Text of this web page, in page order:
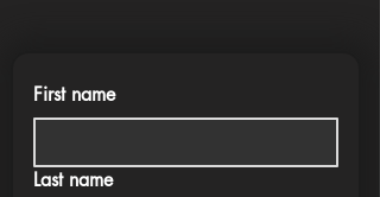
First name
Last name